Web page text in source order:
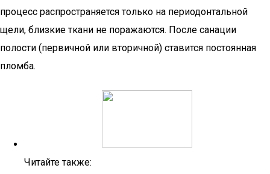
процесс распространяется только на периодонтальной
щели, близкие ткани не поражаются. После санации
полости (первичной или вторичной) ставится постоянная
пломба.
Читайте также: